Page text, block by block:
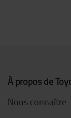
À propos de
Nous connaître